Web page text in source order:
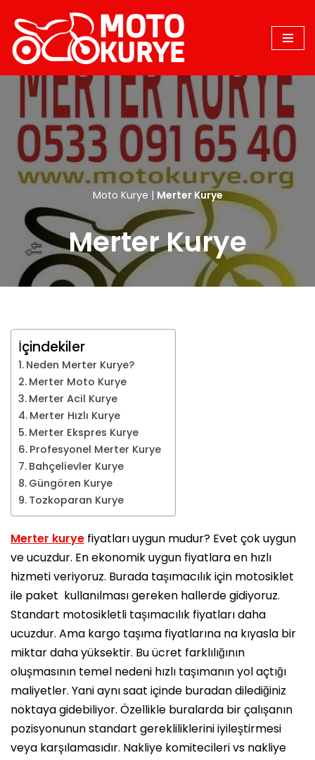
İçeriğe
geç
Moto Kurye | Merter Kurye
Merter Kurye
İçindekiler
Neden Merter Kurye?
Merter Moto Kurye
Merter Acil Kurye
Merter Hızlı Kurye
Merter Ekspres Kurye
Profesyonel Merter Kurye
Bahçelievler Kurye
Güngören Kurye
Tozkoparan Kurye
Merter kurye fiyatları uygun mudur? Evet çok uygun
ve ucuzdur. En ekonomik uygun fiyatlara en hızlı
hizmeti veriyoruz. Burada taşımacılık için motosiklet
ile paket kullanılması gereken hallerde gidiyoruz.
Standart motosikletli taşımacılık fiyatları daha
ucuzdur. Ama kargo taşıma fiyatlarına na kıyasla bir
miktar daha yüksektir. Bu ücret farklılığının
oluşmasının temel nedeni hızlı taşımanın yol açtığı
maliyetler. Yani aynı saat içinde buradan dilediğiniz
noktaya gidebiliyor. Özellikle buralarda bir çalışanın
pozisyonunun standart gerekliliklerini iyileştirmesi
veya karşılamasıdır. Nakliye komitecileri vs nakliye